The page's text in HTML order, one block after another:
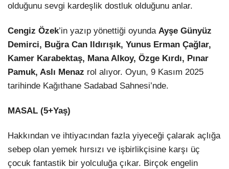
olduğunu sevgi kardeşlik dostluk olduğunu anlar.
Cengiz Özek’in yazıp yönettiği oyunda Ayşe Günyüz
Demirci, Buğra Can Ildırışık, Yunus Erman Çağlar,
Kamer Karabektaş, Mana Alkoy, Özge Kırdı, Pınar
Pamuk, Aslı Menaz rol alıyor. Oyun, 9 Kasım 2025
tarihinde Kağıthane Sadabad Sahnesi’nde.
MASAL (5+Yaş)
Hakkından ve ihtiyacından fazla yiyeceği çalarak açlığa
sebep olan yemek hırsızı ve işbirlikçisine karşı üç
çocuk fantastik bir yolculuğa çıkar. Birçok engelin